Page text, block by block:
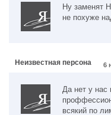
Ну заменят
не похуже
Неизвестная персона 6
Да нет у нас
всякий по